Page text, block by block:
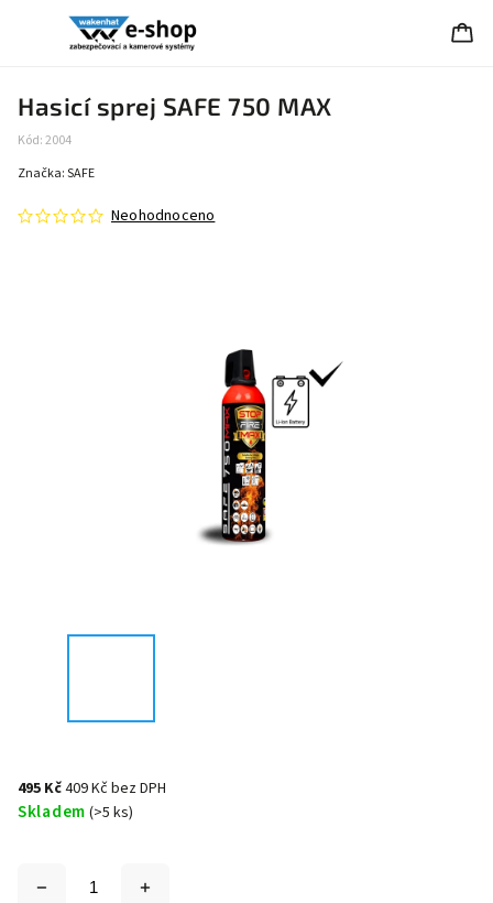
Hasicí sprej SAFE 750 MAX
Kód:2004
Neohodnoceno
Značka:SAFE
495 Kč409 Kč bez DPH
Skladem (>5 ks)